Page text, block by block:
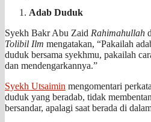
Adab Duduk
Syekh Bakr Abu Zaid Rahimahullah
Tolibil Ilm mengatakan, “Pakailah
duduk bersama syekhmu, pakailah
dan mendengarkannya.”
Syekh Utsaimin mengomentari
duduk yang beradab, tidak
bersandar, apalagi saat berada di